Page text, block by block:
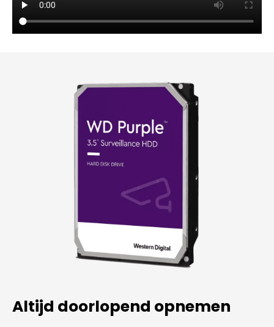
Altijd doorlopend opnemen